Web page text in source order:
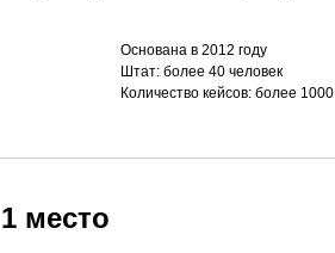
Основана в 2012 году
Штат: более 40 человек
Количество кейсов: более 1000
1 место